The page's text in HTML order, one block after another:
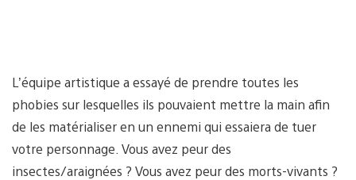
L’équipe artistique a essayé de prendre toutes les
phobies sur lesquelles ils pouvaient mettre la main afin
de les matérialiser en un ennemi qui essaiera de tuer
votre personnage. Vous avez peur des
insectes/araignées ? Vous avez peur des morts-vivants ?